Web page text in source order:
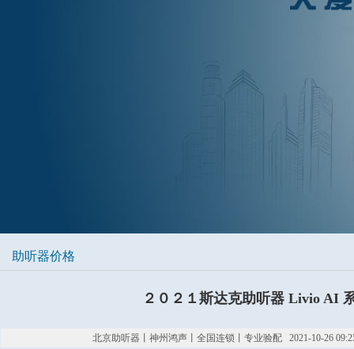
助听器价格
２０２１斯达克助听器 Livio AI
北京助听器丨神州鸿声丨全国连锁丨专业验配 2021-10-26